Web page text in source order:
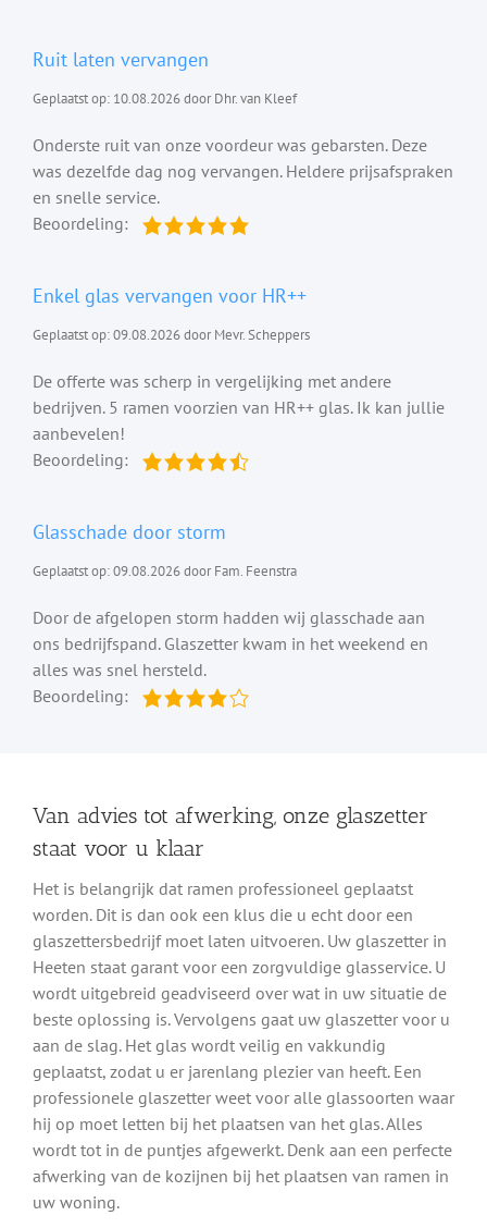
Ruit laten vervangen
Geplaatst op: 10.08.2026 door Dhr. van Kleef
Onderste ruit van onze voordeur was gebarsten. Deze
was dezelfde dag nog vervangen. Heldere prijsafspraken
en snelle service.
Beoordeling:
Enkel glas vervangen voor HR++
Geplaatst op: 09.08.2026 door Mevr. Scheppers
De offerte was scherp in vergelijking met andere
bedrijven. 5 ramen voorzien van HR++ glas. Ik kan jullie
aanbevelen!
Beoordeling:
Glasschade door storm
Geplaatst op: 09.08.2026 door Fam. Feenstra
Door de afgelopen storm hadden wij glasschade aan
ons bedrijfspand. Glaszetter kwam in het weekend en
alles was snel hersteld.
Beoordeling:
Van advies tot afwerking, onze glaszetter
staat voor u klaar
Het is belangrijk dat ramen professioneel geplaatst
worden. Dit is dan ook een klus die u echt door een
glaszettersbedrijf moet laten uitvoeren. Uw glaszetter in
Heeten staat garant voor een zorgvuldige glasservice. U
wordt uitgebreid geadviseerd over wat in uw situatie de
beste oplossing is. Vervolgens gaat uw glaszetter voor u
aan de slag. Het glas wordt veilig en vakkundig
geplaatst, zodat u er jarenlang plezier van heeft. Een
professionele glaszetter weet voor alle glassoorten waar
hij op moet letten bij het plaatsen van het glas. Alles
wordt tot in de puntjes afgewerkt. Denk aan een perfecte
afwerking van de kozijnen bij het plaatsen van ramen in
uw woning.